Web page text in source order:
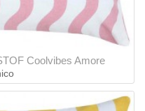
Coolvibes Amore